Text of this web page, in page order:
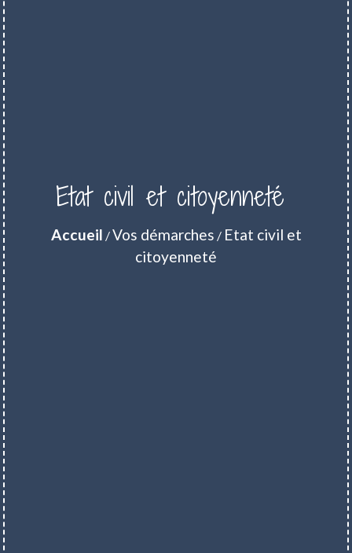
Etat civil et citoyenneté
Accueil /Vos démarches / Etat civil et
citoyenneté